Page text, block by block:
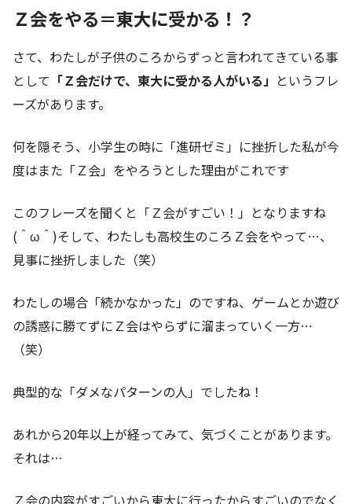
Ｚ会をやる＝東大に受かる！？
さて、わたしが子供のころからずっと言われてきている事
として 「Ｚ会だけで、東大に受かる人がいる」 というフレ
ーズがあります。
何を隠そう、小学生の時に「進研ゼミ」に挫折した私が今
度はまた「Ｚ会」をやろうとした理由がこれです
このフレーズを聞くと「Ｚ会がすごい！」となりますね
(＾ω＾)そして、わたしも高校生のころＺ会をやって…、
見事に挫折しました（笑）
わたしの場合「続かなかった」のですね、ゲームとか遊び
の誘惑に勝てずにＺ会はやらずに溜まっていく一方…
（笑）
典型的な「ダメなパターンの人」でしたね！
あれから20年以上が経ってみて、気づくことがあります。
それは…
Ｚ会の内容がすごいから東大に行ったからすごいのでなく